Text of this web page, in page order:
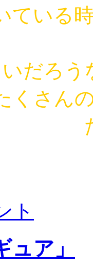
ている
だろう
くさん
ト
ア」